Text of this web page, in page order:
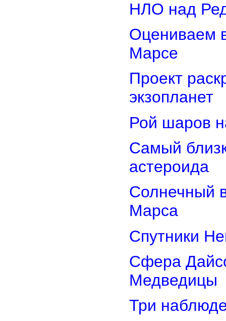
НЛО над
Оцениваем
Марсе
Проект
экзопланет
Рой шаров
Самый
астероида
Солнечный
Марса
Спутники
Сфера
Медведицы
Три